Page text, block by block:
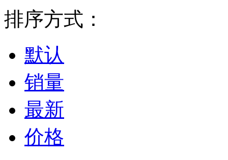
排序方式：
默认
销量
最新
价格